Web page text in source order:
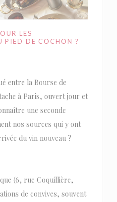
LES
PIED DE COCHON ?
entre la Bourse de
à Paris, ouvert jour et
une seconde
nos sources qui y ont
du vin nouveau ?
(6, rue Coquillière,
de convives, souvent